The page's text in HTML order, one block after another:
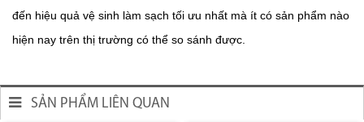
đến hiệu quả vệ sinh làm sạch tối ưu nhất mà ít có sản phẩm nào
hiện nay trên thị trường có thể so sánh được.
SẢN PHẨM LIÊN QUAN